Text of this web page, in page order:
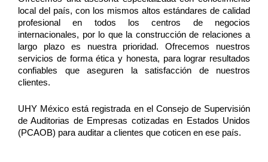
local del país, con los mismos altos estándares de calidad
profesional en todos los centros de negocios
internacionales, por lo que la construcción de relaciones a
largo plazo es nuestra prioridad. Ofrecemos nuestros
servicios de forma ética y honesta, para lograr resultados
confiables que aseguren la satisfacción de nuestros
clientes.
UHY México está registrada en el Consejo de Supervisión
de Auditorias de Empresas cotizadas en Estados Unidos
(PCAOB) para auditar a clientes que coticen en ese país.